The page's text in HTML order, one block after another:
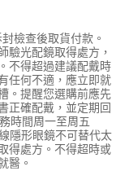
檢查後取貨付款。
驗光配鏡取得處方，
不得超過建議配戴時
任何不適，應立即就
。提醒您選購前應先
正確配戴，並定期回
時間周一至周五
隱形眼鏡不可替代太
得處方。不得超時或
醫。